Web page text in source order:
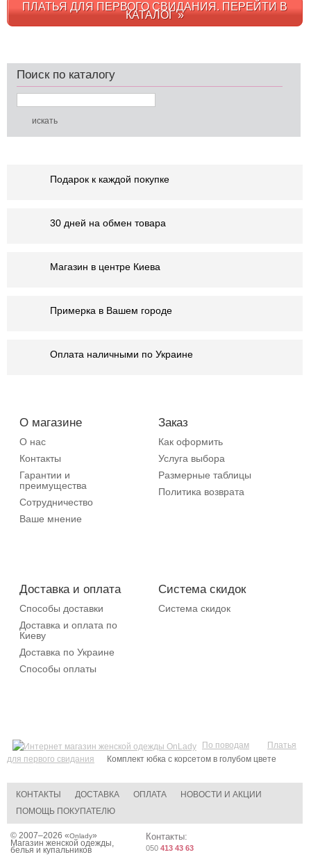
ПЛАТЬЯ ДЛЯ ПЕРВОГО СВИДАНИЯ. ПЕРЕЙТИ В
КАТАЛОГ »
Поиск по каталогу
Подарок к каждой покупке
30 дней на обмен товара
Магазин в центре Киева
Примерка в Вашем городе
Оплата наличными по Украине
О магазине
О нас
Контакты
Гарантии и
преимущества
Сотрудничество
Ваше мнение
Заказ
Как оформить
Услуга выбора
Размерные таблицы
Политика возврата
Доставка и оплата
Способы доставки
Доставка и оплата по
Киеву
Доставка по Украине
Способы оплаты
Система скидок
Система скидок
По поводам
Платья
для первого свидания
Комплект юбка с корсетом в голубом цвете
КОНТАКТЫ ДОСТАВКА ОПЛАТА
НОВОСТИ И АКЦИИ
ПОМОЩЬ ПОКУПАТЕЛЮ
© 2007–2026 «Onlady»
Магазин женской одежды,
белья и купальников
Контакты:
050 413 43 63